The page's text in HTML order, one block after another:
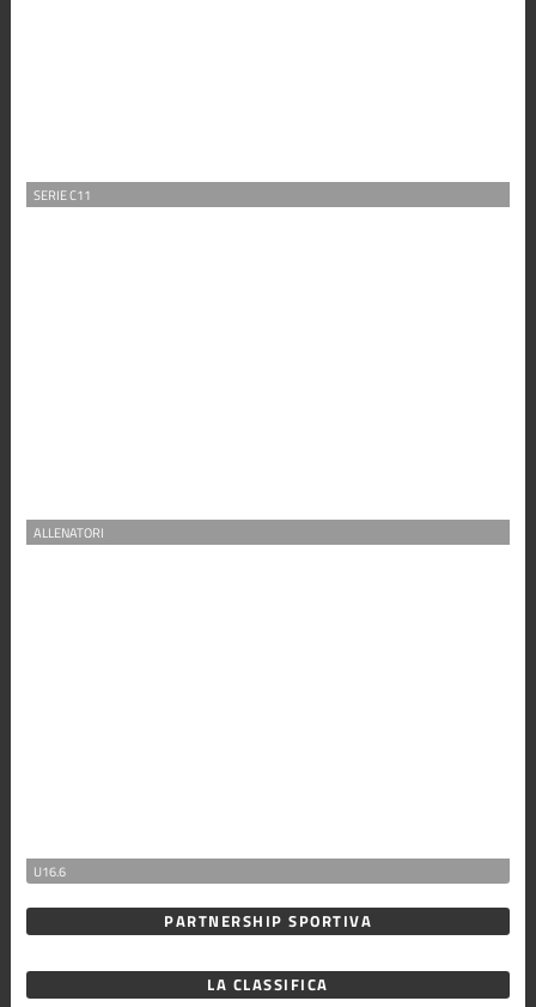
SERIE C11
ALLENATORI
U16.6
PARTNERSHIP SPORTIVA
LA CLASSIFICA